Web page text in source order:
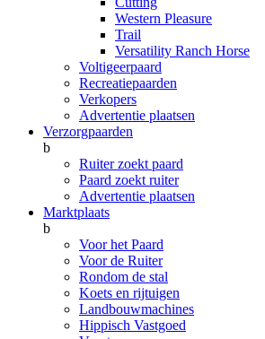
Western Pleasure
Trail
Versatility Ranch Horse
Voltigeerpaard
Recreatiepaarden
Verkopers
Advertentie plaatsen
Verzorgpaarden
b
Ruiter zoekt paard
Paard zoekt ruiter
Advertentie plaatsen
Marktplaats
b
Voor het Paard
Voor de Ruiter
Rondom de stal
Koets en rijtuigen
Landbouwmachines
Hippisch Vastgoed